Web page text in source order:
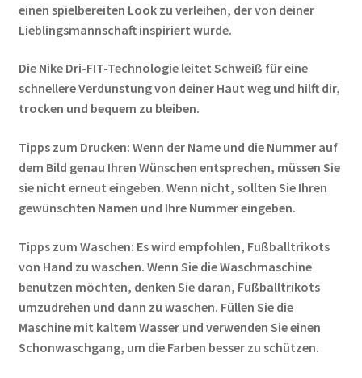
einen spielbereiten Look zu verleihen, der von deiner
Lieblingsmannschaft inspiriert wurde.
Die Nike Dri-FIT-Technologie leitet Schweiß für eine
schnellere Verdunstung von deiner Haut weg und hilft dir,
trocken und bequem zu bleiben.
Tipps zum Drucken: Wenn der Name und die Nummer auf
dem Bild genau Ihren Wünschen entsprechen, müssen Sie
sie nicht erneut eingeben. Wenn nicht, sollten Sie Ihren
gewünschten Namen und Ihre Nummer eingeben.
Tipps zum Waschen: Es wird empfohlen, Fußballtrikots
von Hand zu waschen. Wenn Sie die Waschmaschine
benutzen möchten, denken Sie daran, Fußballtrikots
umzudrehen und dann zu waschen. Füllen Sie die
Maschine mit kaltem Wasser und verwenden Sie einen
Schonwaschgang, um die Farben besser zu schützen.